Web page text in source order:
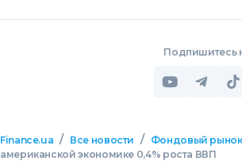
Подпишитесь
Finance.ua / Все новости / Фондовый рынок
американской экономике 0,4% роста ВВП